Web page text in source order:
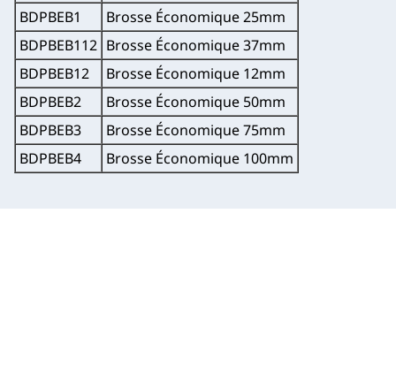
BDPBEB1
Brosse Économique 25mm
BDPBEB112 Brosse Économique 37mm
BDPBEB12
Brosse Économique 12mm
BDPBEB2
Brosse Économique 50mm
BDPBEB3
Brosse Économique 75mm
BDPBEB4
Brosse Économique 100mm